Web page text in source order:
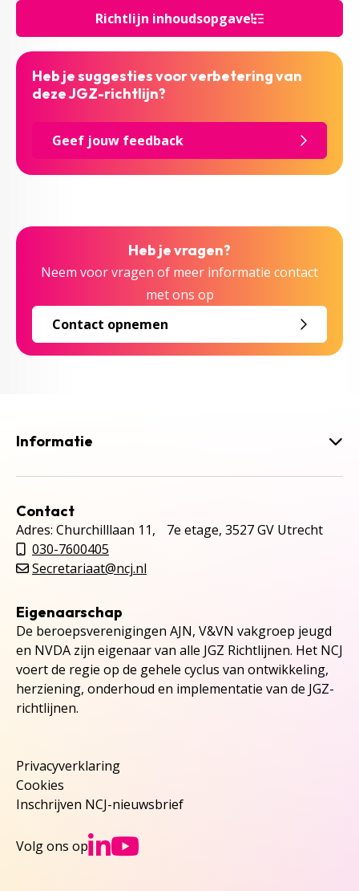
Richtlijn inhoudsopgave
Heb je suggesties voor verbetering van
deze JGZ-richtlijn?
Geef jouw feedback
Heb je vragen?
Neem voor vragen of meer informatie contact
met ons op
Contact opnemen
Informatie
Contact
Adres: Churchilllaan 11, 7e etage, 3527 GV Utrecht
030-7600405
Secretariaat@ncj.nl
Eigenaarschap
De beroepsverenigingen AJN, V&VN vakgroep jeugd
en NVDA zijn eigenaar van alle JGZ Richtlijnen. Het NCJ
voert de regie op de gehele cyclus van ontwikkeling,
herziening, onderhoud en implementatie van de JGZ-
richtlijnen.
Privacyverklaring
Cookies
Inschrijven NCJ-nieuwsbrief
Volg ons op Ga naar NCJs